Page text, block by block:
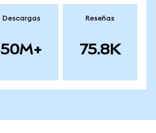
Descargas
50M+
Reseñas
75.8K